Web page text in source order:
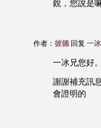
銳，您說是
作者： 彼德回复 一冰
一冰兄您好。
謝謝補充訊
會證明的